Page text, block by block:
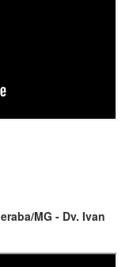
MG - Dv. Ivan